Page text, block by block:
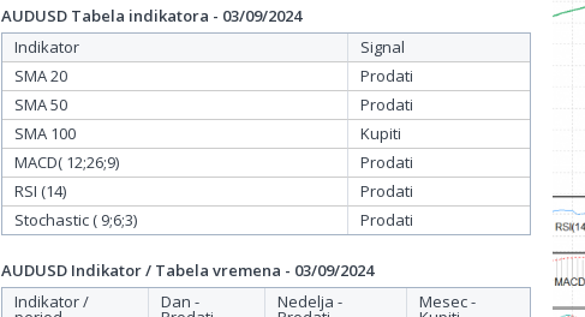
AUDUSD Tabela indikatora - 03/09/2024
Indikator
Signal
SMA 20
Prodati
SMA 50
Prodati
SMA 100
Kupiti
MACD( 12;26;9)
Prodati
RSI (14)
Prodati
Stochastic ( 9;6;3)
Prodati
AUDUSD Indikator / Tabela vremena - 03/09/2024
Indikator /
Dan - Nedelja - Mesec -